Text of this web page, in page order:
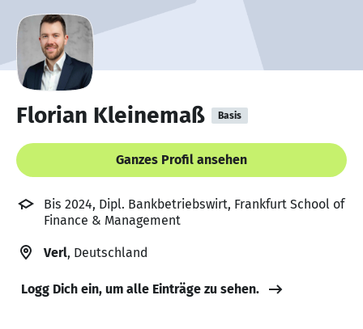
Florian Kleinemaß Basis
Ganzes Profil ansehen
Bis 2024, Dipl. Bankbetriebswirt, Frankfurt School of
Finance & Management
Verl, Deutschland
Logg Dich ein, um alle Einträge zu sehen.